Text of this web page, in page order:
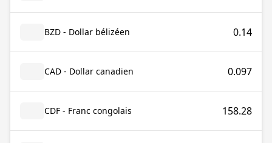
BZD - Dollar bélizéen 0.14
CAD - Dollar canadien 0.097
CDF - Franc congolais 158.28